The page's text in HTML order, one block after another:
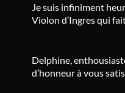
Je suis infiniment
Violon d’Ingres qui
Delphine,
d’honneur à vous